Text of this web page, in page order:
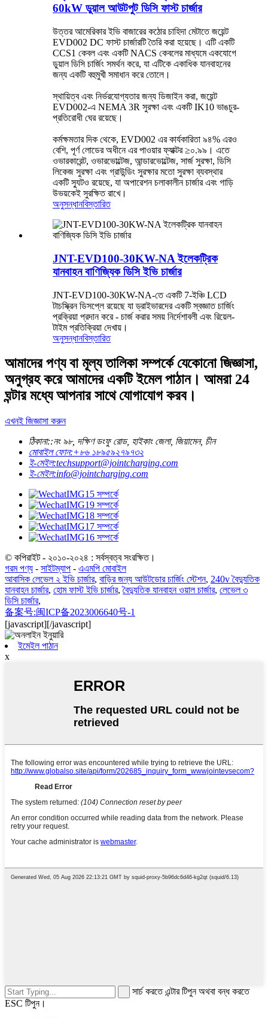
60kW ডুয়াল আউটপুট ডিসি ফাস্ট চার্জার
উত্তর আমেরিকার ইভি বাজারের কঠোর চাহিদা মেটাতে জয়েন্ট
EVD002 DC ফাস্ট চার্জারটি তৈরি করা হয়েছে। এটি একটি
CCS1 কেবল এবং একটি NACS কেবলের মাধ্যমে একযোগে
ডুয়াল ডিসি চার্জিং সমর্থন করে, যা এটিকে একাধিক যানবাহনের
জন্য একটি বহুমুখী সমাধান করে তোলে।
স্থায়িত্ব এবং নির্ভরযোগ্যতার জন্য ডিজাইন করা, জয়েন্ট
EVD002-এ NEMA 3R সুরক্ষা এবং একটি IK10 ভাঙচুর-
প্রতিরোধী ঘের রয়েছে।
কর্মক্ষমতার দিক থেকে, EVD002 এর কার্যকারিতা ৯৪% এরও
বেশি, পূর্ণ লোডের অধীনে এর পাওয়ার ফ্যাক্টর ≥০.৯৯। এতে
ওভারকারেন্ট, ওভারভোল্টেজ, আন্ডারভোল্টেজ, সার্জ সুরক্ষা, ডিসি
লিকেজ সুরক্ষা এবং গ্রাউন্ডিং সুরক্ষার মতো সুরক্ষা ব্যবস্থার
একটি স্যুটও রয়েছে, যা অপারেশন চলাকালীন চার্জার এবং গাড়ি
উভয়কেই সুরক্ষিত রাখে।
অনুসন্ধানবিস্তারিত
JNT-EVD100-30KW-NA ইলেকট্রিক
যানবাহন বাণিজ্যিক ডিসি ইভি চার্জার
JNT-EVD100-30KW-NA-তে একটি 7-ইঞ্চি LCD
টাচস্ক্রিন ডিসপ্লে রয়েছে যা ড্রাইভারদের একটি স্বজ্ঞাত চার্জিং
প্রক্রিয়া প্রদান করে - চার্জ করার সময় নির্দেশাবলী এবং রিয়েল-
টাইম প্রতিক্রিয়া দেখায়।
অনুসন্ধানবিস্তারিত
আমাদের পণ্য বা মূল্য তালিকা সম্পর্কে যেকোনো জিজ্ঞাসা,
অনুগ্রহ করে আমাদের একটি ইমেল পাঠান। আমরা 24
ঘন্টার মধ্যে আপনার সাথে যোগাযোগ করব।
এখনই জিজ্ঞাসা করুন
ঠিকানা::নং ৯৮, দক্ষিণ ডংফু রোড, হাইকাং জেলা, জিয়ামেন, চীন
মোবাইল ফোন:+৮৬ ১৮৯৫৯২৭৯৭৩২
ই-মেইল:techsupport@jointcharging.com
ই-মেইল:info@jointcharging.com
© কপিরাইট - ২০১০-২০২৪ : সর্বস্বত্ব সংরক্ষিত।
গরম পণ্য - সাইটম্যাপ - এএমপি মোবাইল
আবাসিক লেভেল ২ ইভি চার্জার, বাড়ির জন্য আউটডোর চার্জিং স্টেশন, 240v বৈদ্যুতিক
যানবাহন চার্জার, হোম ফাস্ট ইভি চার্জার,বৈদ্যুতিক যানবাহন ওয়াল চার্জার, লেভেল ৩
ডিসি চার্জার,
备案号:闽ICP备2023006640号-1
[javascript][/javascript]
ইমেইল পাঠান
x
সার্চ করতে এন্টার টিপুন অথবা বন্ধ করতে
ESC টিপুন।